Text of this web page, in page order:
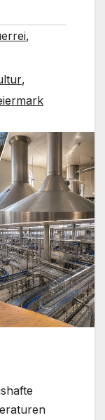
,
,